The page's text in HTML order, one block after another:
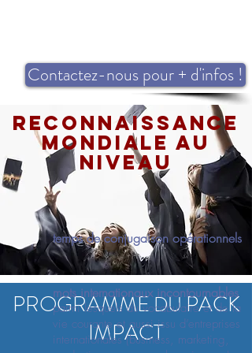
Contactez-nous pour + d'infos !
reconnaissance
mondiale au
niveau
PROGRAMMEDUPACK
IMPACT
temps de conjugaison opérationnels
mots internationaux incontournables
parmi lesquels du vocabulaire et de la
vie courante et aussi issu d’entreprises
internationales (business, marketing,